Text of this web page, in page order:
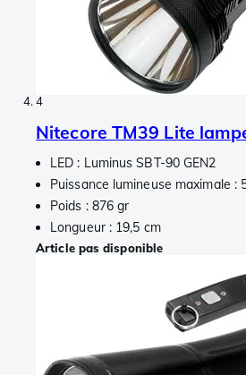
4
Nitecore TM39 Lite
LED : Luminus SBT-90 GEN2
Puissance lumineuse maximale :
Poids : 876 gr
Longueur : 19,5 cm
Article pas disponible